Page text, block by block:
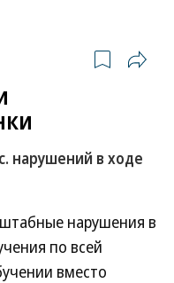
нарушений в ходе
нарушения в
по всей
вместо